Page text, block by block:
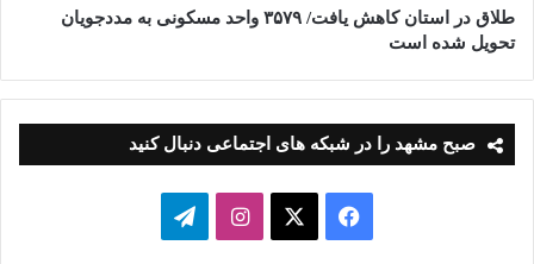
طلاق در استان کاهش یافت/ ۳۵۷۹ واحد مسکونی به مددجویان
تحویل شده است
صبح مشهد را در شبکه های اجتماعی دنبال کنید
فیسبوک ایکساینستاگرامتلگرام